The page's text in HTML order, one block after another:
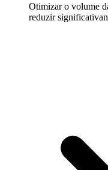
Otimizar o volume
reduzir